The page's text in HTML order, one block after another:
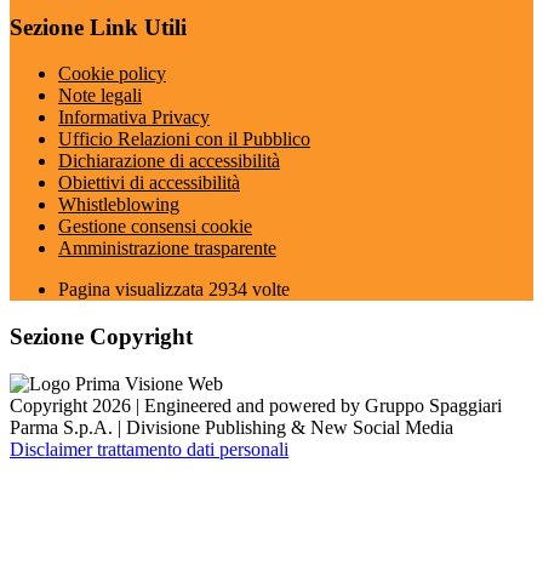
Sezione Link Utili
Cookie policy
Note legali
Informativa Privacy
Ufficio Relazioni con il Pubblico
Dichiarazione di accessibilità
Obiettivi di accessibilità
Whistleblowing
Gestione consensi cookie
Amministrazione trasparente
Pagina visualizzata 2934 volte
Sezione Copyright
Copyright 2026 | Engineered and powered by Gruppo Spaggiari
Parma S.p.A. | Divisione Publishing & New Social Media
Disclaimer trattamento dati personali